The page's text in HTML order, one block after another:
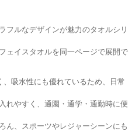
フルなデザインが魅力のタオルシリ
ェイスタオルを同一ページで展開で
吸水性にも優れているため、日常
れやすく、通園・通学・通勤時に便
ん、スポーツやレジャーシーンにも